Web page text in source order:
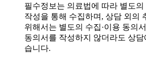
필수정보는 의료법에 따라 별도
작성을 통해 수집하며, 상담 외의
위해서는 별도의 수집·이용 동의
동의서를 작성하지 않더라도 상
습니다.